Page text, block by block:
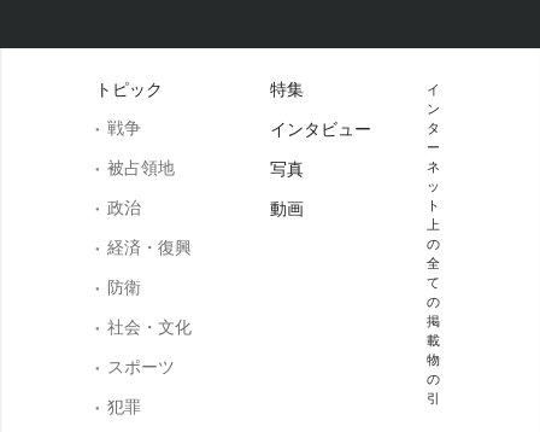
トピック
戦争
被占領地
政治
経済・復興
防衛
社会・文化
スポーツ
犯罪
特集
インタビュー
写真
動画
イ
ン
タ
ー
ネ
ッ
ト
上
の
全
て
の
掲
載
物
の
引